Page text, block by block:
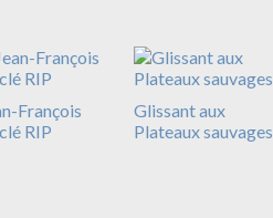
François
RIP
Glissant aux
Plateaux sauvages